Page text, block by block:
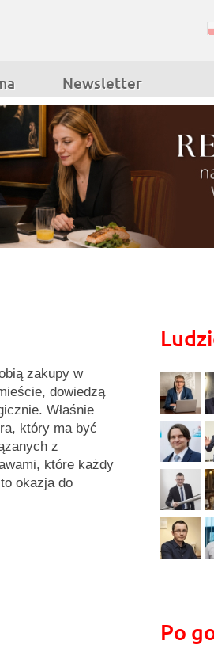
Newsletter
zakupy w
dowiedzą
Właśnie
który ma być
z
które każdy
okazja do
Po